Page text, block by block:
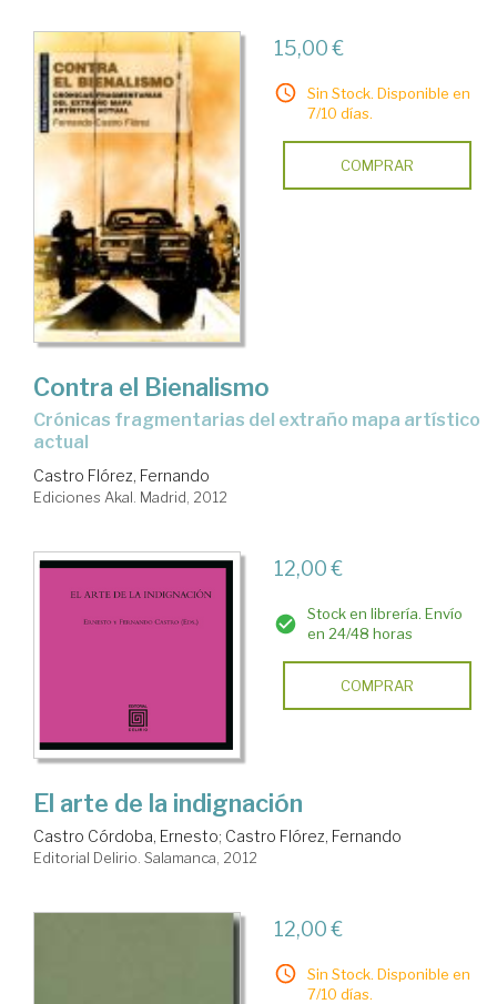
15,00 €
Sin Stock. Disponible en
7/10 días.
COMPRAR
Contra el Bienalismo
crónicas fragmentarias del extraño mapa artístico
actual
Castro Flórez, Fernando
Ediciones Akal. Madrid, 2012
12,00 €
Stock en librería. Envío
en 24/48 horas
COMPRAR
El arte de la indignación
Castro Córdoba, Ernesto; Castro Flórez, Fernando
Editorial Delirio. Salamanca, 2012
12,00 €
Sin Stock. Disponible en
7/10 días.